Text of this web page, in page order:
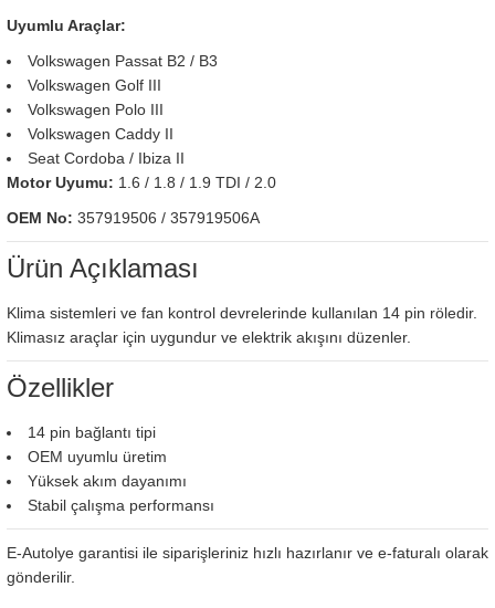
Uyumlu Araçlar:
Volkswagen Passat B2 / B3
Volkswagen Golf III
Volkswagen Polo III
Volkswagen Caddy II
Seat Cordoba / Ibiza II
Motor Uyumu: 1.6 / 1.8 / 1.9 TDI / 2.0
OEM No: 357919506 / 357919506A
Ürün Açıklaması
Klima sistemleri ve fan kontrol devrelerinde kullanılan 14 pin röledir.
Klimasız araçlar için uygundur ve elektrik akışını düzenler.
Özellikler
14 pin bağlantı tipi
OEM uyumlu üretim
Yüksek akım dayanımı
Stabil çalışma performansı
E-Autolye garantisi ile siparişleriniz hızlı hazırlanır ve e-faturalı olarak
gönderilir.